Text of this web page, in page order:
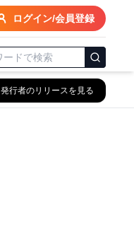
ログイン/会員登録
発行者のリリースを見る